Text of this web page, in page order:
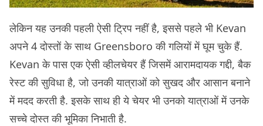
लेकिन यह उनकी पहली ऐसी ट्रिप नहीं है, इससे पहले भी Kevan
अपने 4 दोस्तों के साथ Greensboro की गलियों में घूम चुके हैं.
Kevan के पास एक ऐसी व्हीलचेयर हैं जिसमें आरामदायक गद्दी, बैक
रेस्ट की सुविधा है, जो उनकी यात्राओं को सुखद और आसान बनाने
में मदद करती है. इसके साथ ही ये चेयर भी उनको यात्राओं में उनके
सच्चे दोस्त की भूमिका निभाती है.